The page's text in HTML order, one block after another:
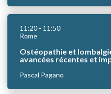
11:20 - 11:50
Rome
Ostéopathie et
avancées récentes et
Pascal Pagano